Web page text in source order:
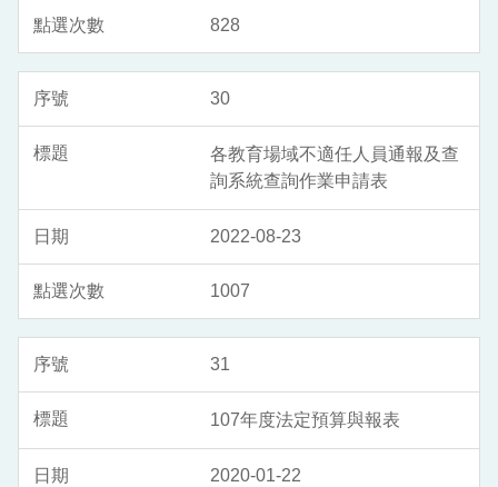
828
30
各教育場域不適任人員通報及查
詢系統查詢作業申請表
2022-08-23
1007
31
107年度法定預算與報表
2020-01-22